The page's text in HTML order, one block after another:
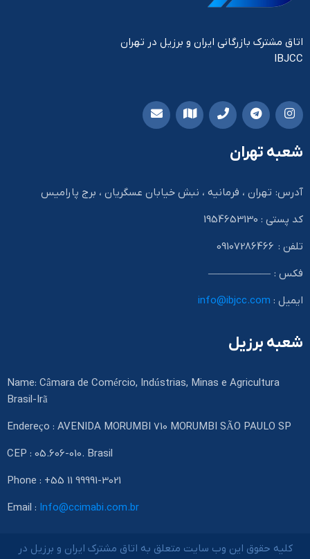
اتاق مشترک بازرگانی ایران و برزیل در تهران
IBJCC
شعبه تهران
آدرس: تهران ، فرمانیه ، نبش خیابان عسگریان ، برج پارامیس
کد پستی : 1954653130
تلفن : 09107286466
فکس : ——————
ایمیل : info@ibjcc.com
شعبه برزیل
Name: Câmara de Comércio, Indústrias, Minas e Agricultura
Brasil-Irã
Endereço : AVENIDA MORUMBI 710 MORUMBI SÃO PAULO SP
CEP : 05.606-010. Brasil
Phone : +55 11 99991-3021
Email : Info@ccimabi.com.br
کلیه حقوق این وب سایت متعلق به اتاق مشترک ایران و برزیل در